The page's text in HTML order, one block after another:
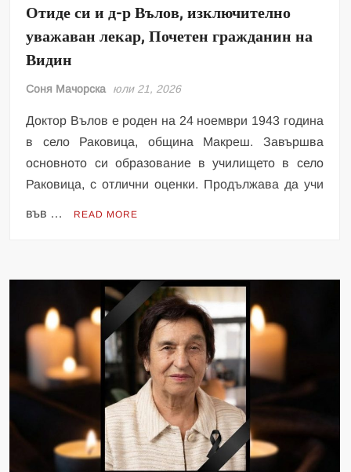
Отиде си и д-р Вълов, изключително
уважаван лекар, Почетен гражданин на
Видин
Соня Мачорска юли 21, 2026
Доктор Вълов е роден на 24 ноември 1943 година
в село Раковица, община Макреш. Завършва
основното си образование в училището в село
Раковица, с отлични оценки. Продължава да учи
във … READ MORE